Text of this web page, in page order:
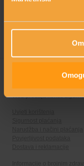
Web prodaja koristi